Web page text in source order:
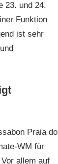
23. und 24.
Funktion
ist sehr
Praia do
WM für
allem auf